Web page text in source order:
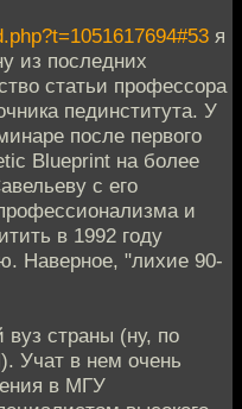
я
из последних
статьи профессора
пединститута. У
после первого
Blueprint на более
с его
и
в 1992 году
Наверное, "лихие 90-
страны (ну, по
Учат в нем очень
в МГУ